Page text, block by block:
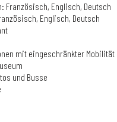
Französisch, Englisch, Deutsch
Englisch, Deutsch
mit eingeschränkter Mobilität
und Busse